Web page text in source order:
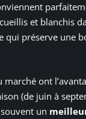
et blanchis
qui préserve une
marché ont
(de juin à
un